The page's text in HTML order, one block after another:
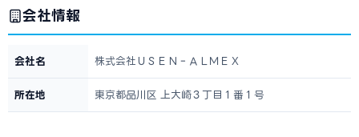
会社情報
会社名 株式会社ＵＳＥＮ‐ＡＬＭＥＸ
所在地 東京都品川区 上大崎３丁目１番１号